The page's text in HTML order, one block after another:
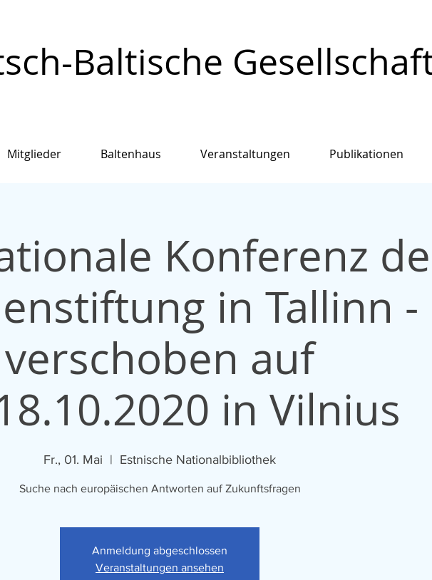
Baltische
Mitglieder Baltenhaus Veranstaltungen Publikationen
Konferenz
in Tallinn -
verschoben auf
in Vilnius
Fr., 01. Mai
  |
Estnische Nationalbibliothek
Suche nach europäischen Antworten auf Zukunftsfragen
Anmeldung abgeschlossen
Veranstaltungen ansehen